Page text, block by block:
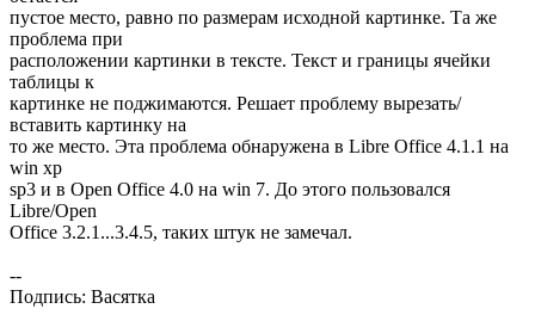
пустое место, равно по размерам исходной картинке. Та же
проблема при
расположении картинки в тексте. Текст и границы ячейки
таблицы к
картинке не поджимаются. Решает проблему вырезать/
вставить картинку на
то же место. Эта проблема обнаружена в Libre Office 4.1.1 на
win xp
sp3 и в Open Office 4.0 на win 7. До этого пользовался
Libre/Open
Office 3.2.1...3.4.5, таких штук не замечал.
--
Подпись: Васятка